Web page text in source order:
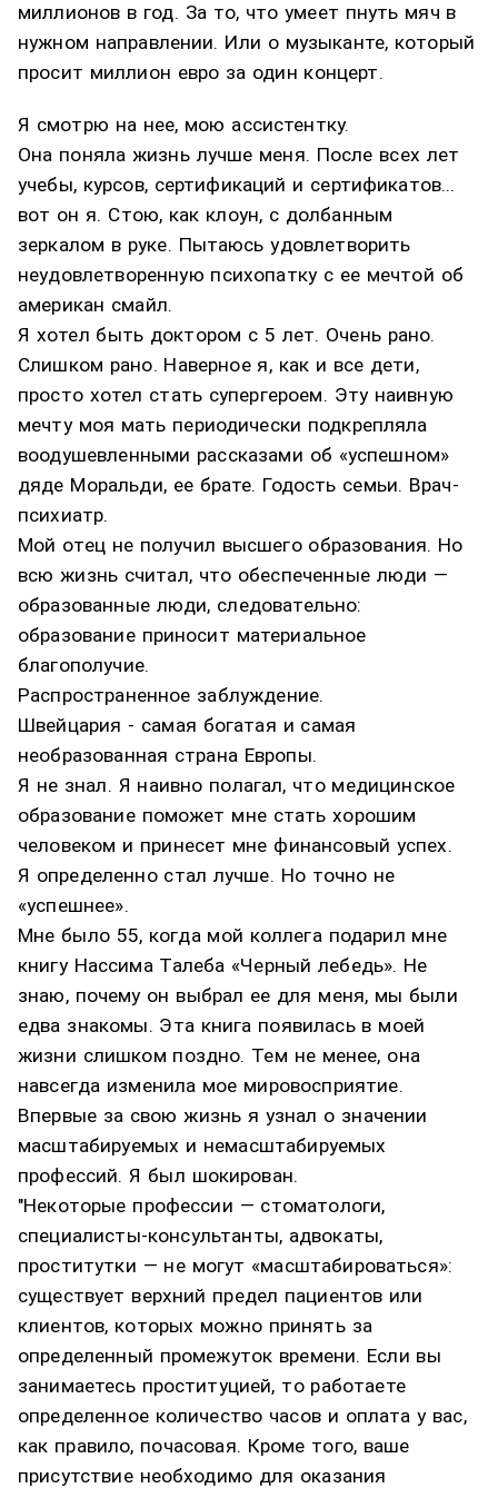
миллионов в год. За то, что умеет пнуть мяч в
нужном направлении. Или о музыканте, который
просит миллион евро за один концерт.
Я смотрю на нее, мою ассистентку.
Она поняла жизнь лучше меня. После всех лет
учебы, курсов, сертификаций и сертификатов...
вот он я. Стою, как клоун, с долбанным
зеркалом в руке. Пытаюсь удовлетворить
неудовлетворенную психопатку с ее мечтой об
американ смайл.
Я хотел быть доктором с 5 лет. Очень рано.
Слишком рано. Наверное я, как и все дети,
просто хотел стать супергероем. Эту наивную
мечту моя мать периодически подкрепляла
воодушевленными рассказами об «успешном»
дяде Моральди, ее брате. Годость семьи. Врач-
психиатр.
Мой отец не получил высшего образования. Но
всю жизнь считал, что обеспеченные люди —
образованные люди, следовательно:
образование приносит материальное
благополучие.
Распространенное заблуждение.
Швейцария - самая богатая и самая
необразованная страна Европы.
Я не знал. Я наивно полагал, что медицинское
образование поможет мне стать хорошим
человеком и принесет мне финансовый успех.
Я определенно стал лучше. Но точно не
«успешнее».
Мне было 55, когда мой коллега подарил мне
книгу Нассима Талеба «Черный лебедь». Не
знаю, почему он выбрал ее для меня, мы были
едва знакомы. Эта книга появилась в моей
жизни слишком поздно. Тем не менее, она
навсегда изменила мое мировосприятие.
Впервые за свою жизнь я узнал о значении
масштабируемых и немасштабируемых
профессий. Я был шокирован.
"Некоторые профессии — стоматологи,
специалисты-консультанты, адвокаты,
проститутки — не могут «масштабироваться»:
существует верхний предел пациентов или
клиентов, которых можно принять за
определенный промежуток времени. Если вы
занимаетесь проституцией, то работаете
определенное количество часов и оплата у вас,
как правило, почасовая. Кроме того, ваше
присутствие необходимо для оказания